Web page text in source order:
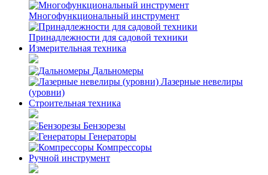
Многофункциональный инструмент
Принадлежности для садовой техники
Измерительная техника
Дальномеры
Лазерные невелиры
(уровни)
Строительная техника
Бензорезы
Генераторы
Компрессоры
Ручной инструмент